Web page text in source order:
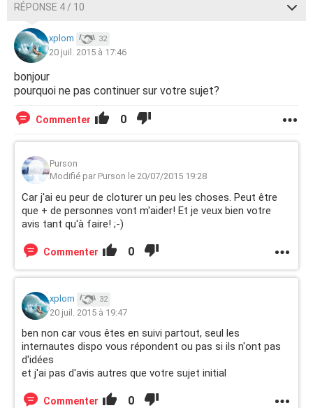
RÉPONSE 4 / 10
xplom 32
20 juil. 2015 à 17:46
bonjour
pourquoi ne pas continuer sur votre sujet?
Commenter 0
Purson
Modifié par Purson le 20/07/2015 19:28
Car j'ai eu peur de cloturer un peu les choses. Peut être
que + de personnes vont m'aider! Et je veux bien votre
avis tant qu'à faire! ;-)
Commenter 0
xplom 32
20 juil. 2015 à 19:47
ben non car vous êtes en suivi partout, seul les
internautes dispo vous répondent ou pas si ils n'ont pas
d'idées
et j'ai pas d'avis autres que votre sujet initial
Commenter 0